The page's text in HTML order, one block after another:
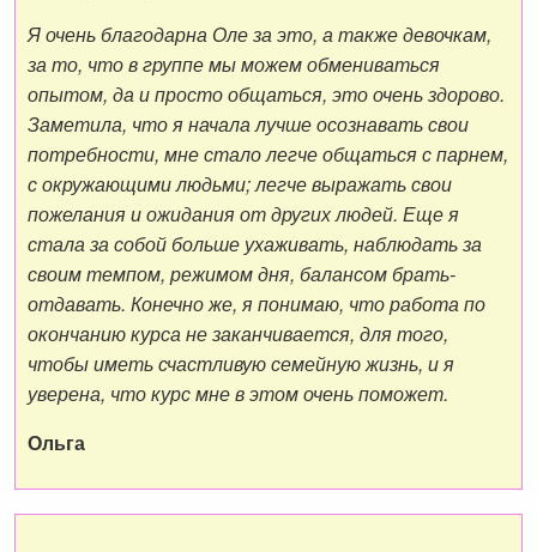
Я очень благодарна Оле за это, а также девочкам,
за то, что в группе мы можем обмениваться
опытом, да и просто общаться, это очень здорово.
Заметила, что я начала лучше осознавать свои
потребности, мне стало легче общаться с парнем,
с окружающими людьми; легче выражать свои
пожелания и ожидания от других людей. Еще я
стала за собой больше ухаживать, наблюдать за
своим темпом, режимом дня, балансом брать-
отдавать. Конечно же, я понимаю, что работа по
окончанию курса не заканчивается, для того,
чтобы иметь счастливую семейную жизнь, и я
уверена, что курс мне в этом очень поможет.
Ольга